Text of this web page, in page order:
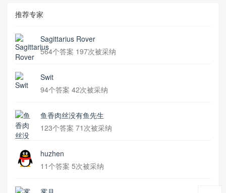
推荐专家
Sagittarius Rover
564个答案 197次被采纳
Swit
94个答案 42次被采纳
鱼香肉丝没有鱼先生
123个答案 71次被采纳
huzhen
11个答案 5次被采纳